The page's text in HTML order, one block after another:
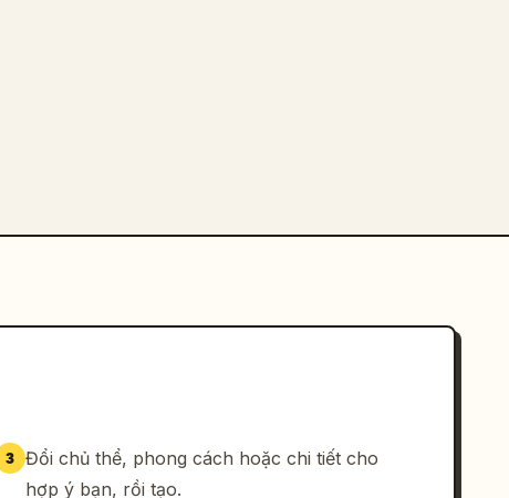
3 Đổi chủ thể, phong cách hoặc chi tiết cho
hợp ý bạn, rồi tạo.